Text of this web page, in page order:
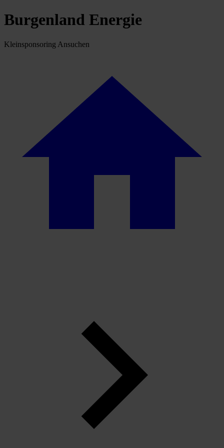
Burgenland Energie
Kleinsponsoring Ansuchen